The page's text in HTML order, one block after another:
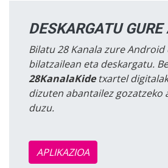
DESKARGATU GURE
Bilatu 28 Kanala zure Android
bilatzailean eta deskargatu.
28KanalaKidetxartel
dizuten abantailez gozatzeko
duzu.
APLIKAZIOA